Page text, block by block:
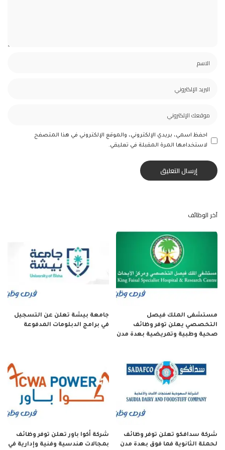
احفظ اسمي، بريدي الإلكتروني، والموقع الإلكتروني في هذا المتصفح
لاستخدامها المرة المقبلة في تعليقي.
آخر الوظائف
مستشفى الملك فيصل
التخصصي يعلن توفر وظائف
صحية وطبية وتمريضية بعدة مدن
جامعة بيشة تعلن عن التسجيل
في برامج الدبلومات المدفوعة
شركة سدافكو تعلن توفر وظائف
لحملة الثانوية فما فوق بعدة مدن
شركة أكوا باور تعلن توفر وظائف
بمجالات هندسية وفنية وإدارية في